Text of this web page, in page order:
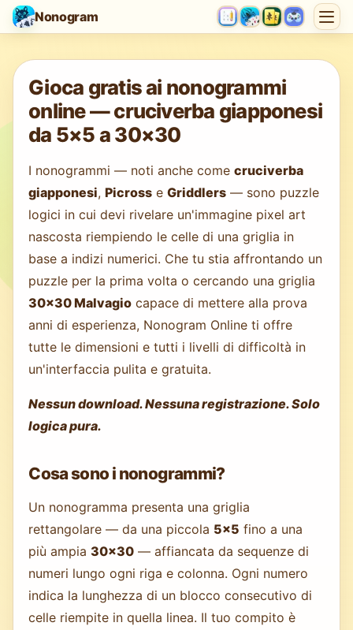
Nonogram
Caricamento del gioco…
Gioca gratis ai nonogrammi
online — cruciverba giapponesi
da 5×5 a 30×30
I nonogrammi — noti anche comecruciverba
giapponesi,Picross eGriddlers — sono puzzle
logici in cui devi rivelare un'immagine pixel art
nascosta riempiendo le celle di una griglia in
base a indizi numerici. Che tu stia affrontando un
puzzle per la prima volta o cercando una griglia
30×30 Malvagio capace di mettere alla prova
anni di esperienza, Nonogram Online ti offre
tutte le dimensioni e tutti i livelli di difficoltà in
un'interfaccia pulita e gratuita.
Nessun download. Nessuna registrazione. Solo
logica pura.
Cosa sono i nonogrammi?
Un nonogramma presenta una griglia
rettangolare — da una piccola 5×5 fino a una
più ampia30×30 — affiancata da sequenze di
numeri lungo ogni riga e colonna. Ogni numero
indica la lunghezza di un blocco consecutivo di
celle riempite in quella linea. Il tuo compito è